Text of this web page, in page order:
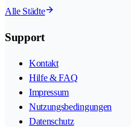
Alle Städte
Support
Kontakt
Hilfe & FAQ
Impressum
Nutzungsbedingungen
Datenschutz